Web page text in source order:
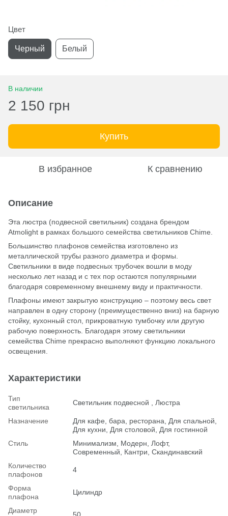
Цвет
Черный Белый
В наличии
2 150 грн
Купить
В избранное К сравнению
Описание
Эта люстра (подвесной светильник) создана брендом
Atmolight в рамках большого семейства светильников Chime.
Большинство плафонов семейства изготовлено из
металлической трубы разного диаметра и формы.
Светильники в виде подвесных трубочек вошли в моду
несколько лет назад и с тех пор остаются популярными
благодаря современному внешнему виду и практичности.
Плафоны имеют закрытую конструкцию – поэтому весь свет
направлен в одну сторону (преимущественно вниз) на барную
стойку, кухонный стол, прикроватную тумбочку или другую
рабочую поверхность. Благодаря этому светильники
семейства Chime прекрасно выполняют функцию локального
освещения.
Характеристики
Тип
светильника
Светильник подвесной , Люстра
Назначение
Для кафе, бара, ресторана, Для спальной,
Для кухни, Для столовой, Для гостинной
Стиль
Минимализм, Модерн, Лофт,
Современный, Кантри, Скандинавский
Количество
плафонов
4
Форма
плафона
Цилиндр
Диаметр
50